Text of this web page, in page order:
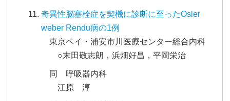
奇異性脳塞栓症を契機に診断に至ったOsler
weber Rendu病の1例
東京ベイ・浦安市川医療センター総合内科
○末田敬志朗，浜畑好昌，平岡栄治
同 呼吸器内科
江原 淳